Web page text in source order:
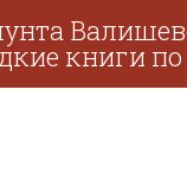
книги по